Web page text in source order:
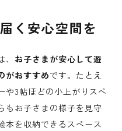
く安心空間を
、お子さまが安心して遊
がおすすめです。たとえ
や3帖ほどの小上がりスペ
もお子さまの様子を見守
本を収納できるスペース